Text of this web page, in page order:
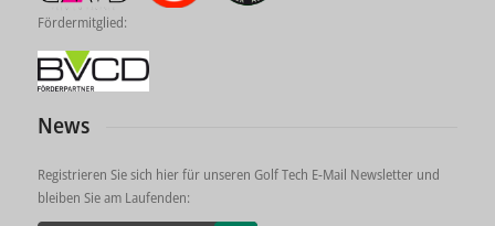
Fördermitglied:
News
Registrieren Sie sich hier für unseren Golf Tech E-Mail Newsletter und
bleiben Sie am Laufenden: